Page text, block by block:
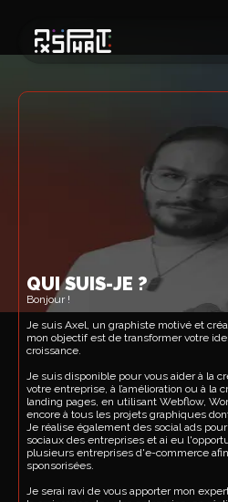
QUI SUIS-JE ?
Bonjour !
Je suis Axel, un graphiste motivé et
mon objectif est de transformer votre
croissance.
Je suis disponible pour vous aider à la
votre entreprise, à l’amélioration ou à la
landing pages, en utilisant Webflow,
encore à tous les projets graphiques
Je réalise également des social ads
sociaux des entreprises et ai eu
plusieurs entreprises d'e-commerce
sponsorisées.
Je serai ravi de vous apporter mon